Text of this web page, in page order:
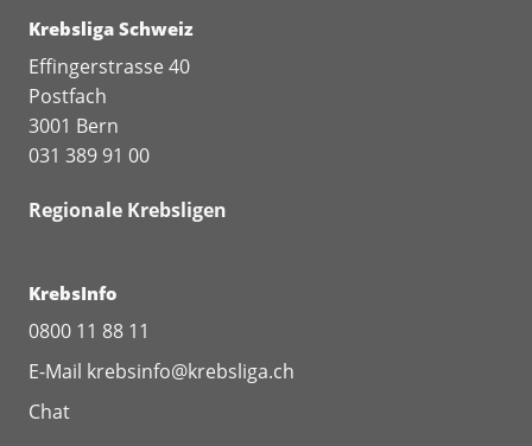
Krebsliga Schweiz
Effingerstrasse 40
Postfach
3001 Bern
031 389 91 00
Regionale Krebsligen
KrebsInfo
0800 11 88 11
E-Mail krebsinfo@krebsliga.ch
Chat